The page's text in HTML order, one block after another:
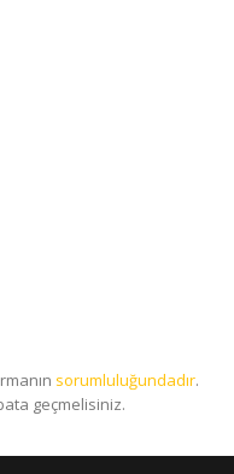
sorumluluğundadır.
geçmelisiniz.